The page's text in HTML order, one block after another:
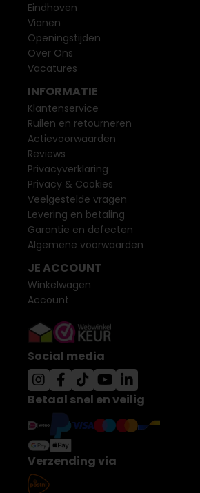
Eindhoven
Vianen
Openingstijden
Over Ons
Vacatures
INFORMATIE
Klantenservice
Ruilen en retourneren
Actievoorwaarden
Reviews
Privacyverklaring
Privacy & Cookies
Veelgestelde vragen
Levering en betaling
Garantie en defecten
Algemene voorwaarden
JE ACCOUNT
Winkelwagen
Account
Social media
Betaal snel en veilig
Verzending via